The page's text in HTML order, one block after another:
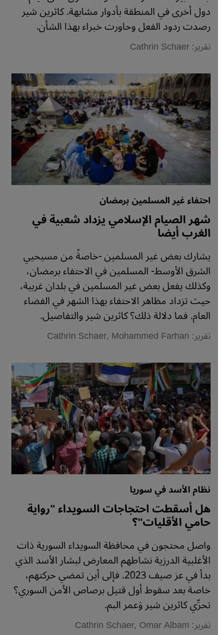
دول أخرى في المنطقة بأدوار مشابهة. كاثرين شير
رصدت ردود الفعل وحاورت خبراء بهذا الشأن.
تقرير: Cathrin Schaer
احتفاء غير المسلمين برمضان
شهر الصيام الإسلامي يزداد شعبية في
الغرب أيضا
يشارك بعض غير المسلمين -خاصةً من مسيحيي
الشرق الأوسط- المسلمين في الاحتفاء برمضان،
وكذلك يفعل بعض غير المسلمين في بلدان غربية،
حيث تزداد مظاهر الاحتفاء بهذا الشهر في الفضاء
العام. فما دلالة ذلك؟ كاثرين شير والتفاصيل.
تقرير: Cathrin Schaer, Mohammed Farhan
نظام الأسد في سوريا
هل أسقطت احتجاجات السويداء "رواية
حامي الأقليات"؟
واصل محتجون في محافظة السويداء السورية ذات
الأغلبية الدرزية نشاطهم المعارض لبشار الأسد الذي
بدأ في عز صيف 2023. فإلى أين تمضي حركتهم،
خاصة بعد سقوط أول قتيل برصاص الأمن السوري؟
تحرِّي كاثرين شير وَعمر البم.
تقرير: Cathrin Schaer, Omar Albam